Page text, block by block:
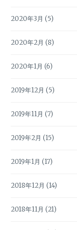
2020年3月 (5)
2020年2月 (8)
2020年1月 (6)
2019年12月 (5)
2019年11月 (7)
2019年2月 (15)
2019年1月 (17)
2018年12月 (14)
2018年11月 (21)